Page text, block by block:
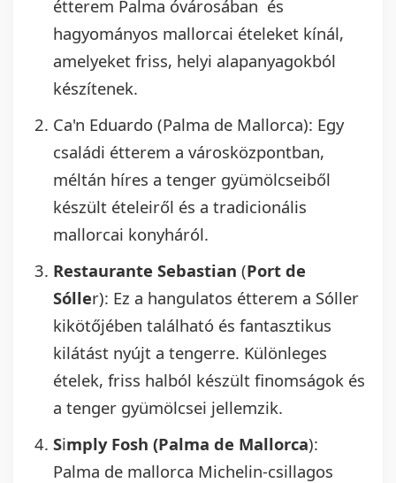
étterem Palma óvárosában és
hagyományos mallorcai ételeket kínál,
amelyeket friss, helyi alapanyagokból
készítenek.
Ca'n Eduardo (Palma de Mallorca): Egy
családi étterem a városközpontban,
méltán híres a tenger gyümölcseiből
készült ételeiről és a tradicionális
mallorcai konyháról.
Restaurante Sebastian (Port de
Sóller): Ez a hangulatos étterem a Sóller
kikötőjében található és fantasztikus
kilátást nyújt a tengerre. Különleges
ételek, friss halból készült finomságok és
a tenger gyümölcsei jellemzik.
Simply Fosh (Palma de Mallorca):
Palma de mallorca Michelin-csillagos